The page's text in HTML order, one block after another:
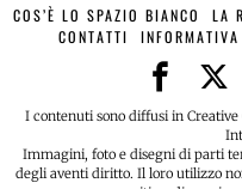
COS’È LO SPAZIO BIANCO LA
CONTATTI
I contenuti sono diffusi in
Immagini, foto e disegni di parti
degli aventi diritto. Il loro utilizzo